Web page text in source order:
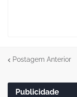
Postagem Anterior
Publicidade